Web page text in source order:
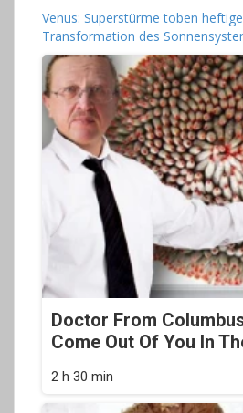
Venus: Superstürme toben
Transformation des
Doctor From
Come Out Of You In
2 h 30 min